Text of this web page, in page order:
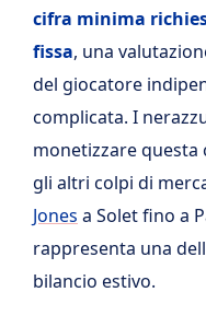
cifra minima
fissa, una
del giocatore
complicata. I
monetizzare questa
gli altri colpi di
Jones a Solet fino a
rappresenta una
bilancio estivo.